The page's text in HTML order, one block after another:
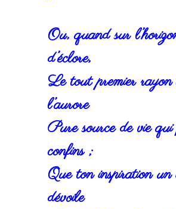
Ou, quand sur
d’éclore,
Le tout premier
l’aurore
Pure source de vie qui
confins ;
Que ton inspiration un
dévoile